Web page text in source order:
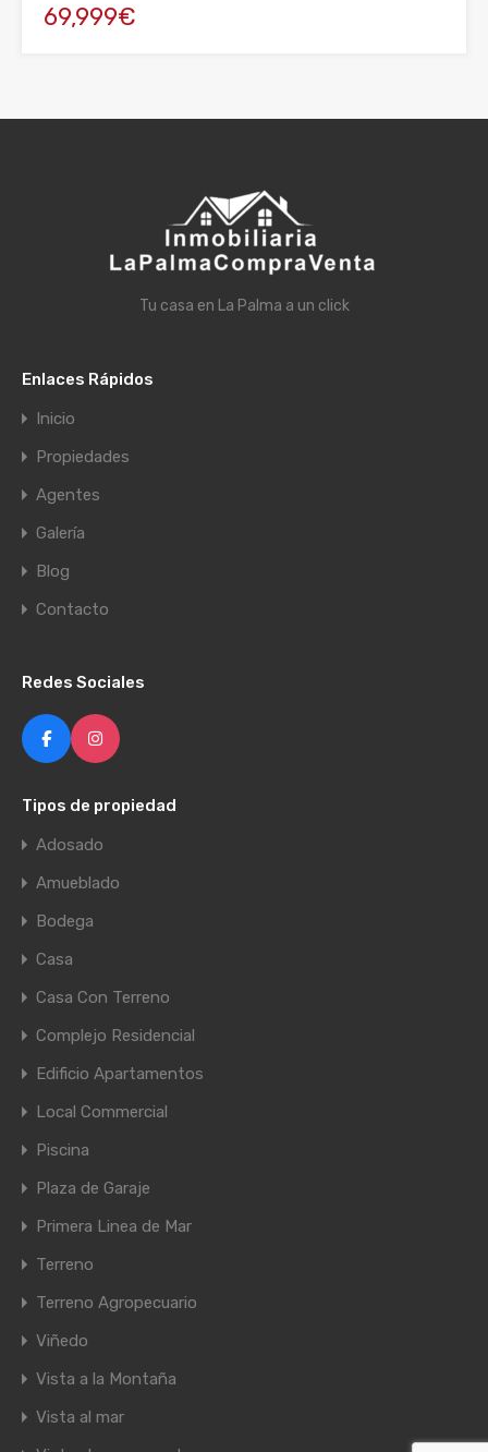
69,999€
Tu casa en La Palma a un click
Enlaces Rápidos
Inicio
Propiedades
Agentes
Galería
Blog
Contacto
Redes Sociales
Tipos de propiedad
Adosado
Amueblado
Bodega
Casa
Casa Con Terreno
Complejo Residencial
Edificio Apartamentos
Local Commercial
Piscina
Plaza de Garaje
Primera Linea de Mar
Terreno
Terreno Agropecuario
Viñedo
Vista a la Montaña
Vista al mar